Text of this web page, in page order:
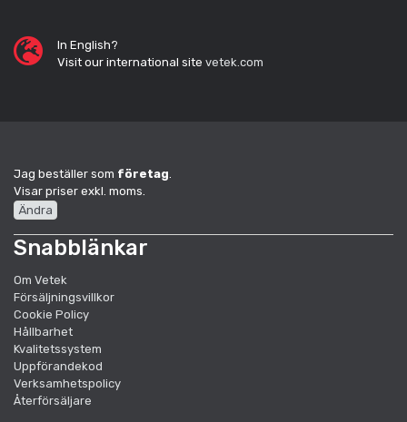
In English?
Visit our international site vetek.com
Jag beställer som företag.
Visar priser exkl. moms.
Ändra
Snabblänkar
Om Vetek
Försäljningsvillkor
Cookie Policy
Hållbarhet
Kvalitetssystem
Uppförandekod
Verksamhetspolicy
Återförsäljare